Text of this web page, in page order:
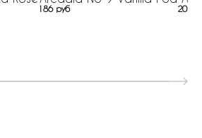
186 руб 205